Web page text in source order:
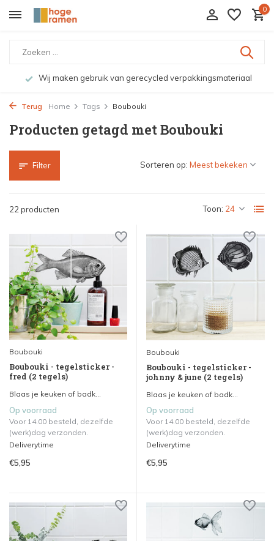
0
Bekijk de producten live in onze
Terug Home Tags Boubouki
Producten getagd met Boubouki
Filter
22 producten Toon:
Sorteren op:
Boubouki
Boubouki - tegelsticker -
fred (2 tegels)
Blaas je keuken of badk...
Op voorraad
Voor 14.00 besteld, dezelfde
(werk)dag verzonden.
Deliverytime
€5,95
Boubouki
Boubouki - tegelsticker -
johnny & june (2 tegels)
Blaas je keuken of badk...
Op voorraad
Voor 14.00 besteld, dezelfde
(werk)dag verzonden.
Deliverytime
€5,95